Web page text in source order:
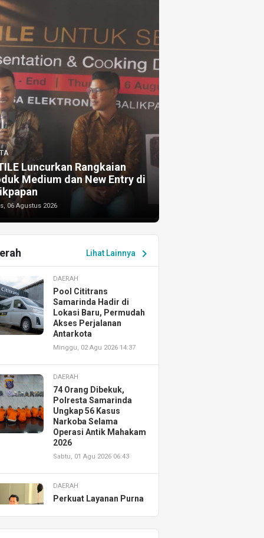
Luncurkan Rangkaian
Medium dan New Entry di
06 Agustus 2026
Lihat Lainnya chevron_right
DAERAH
Pool Cititrans
Samarinda Hadir di
Lokasi Baru, Permudah
Akses Perjalanan
Antarkota
Minggu, 02 Agu 2026 14:37
DAERAH
74 Orang Dibekuk,
Polresta Samarinda
Ungkap 56 Kasus
Narkoba Selama
Operasi Antik Mahakam
2026
Sabtu, 01 Agu 2026 06:43
DAERAH
Perkuat Layanan Purna
Resmikan AHASS